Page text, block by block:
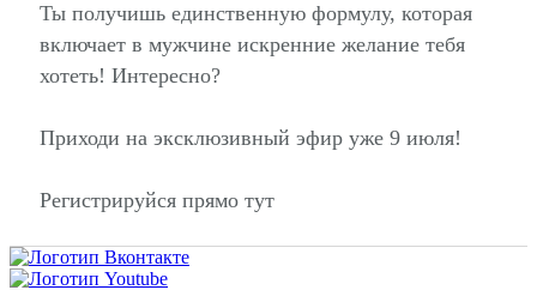
Ты получишь единственную формулу, которая
включает в мужчине искренние желание тебя
хотеть! Интересно?
Приходи на эксклюзивный эфир уже 9 июля!
Регистрируйся прямо тут